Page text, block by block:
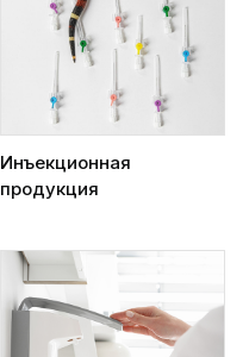
Инъекционная
продукция